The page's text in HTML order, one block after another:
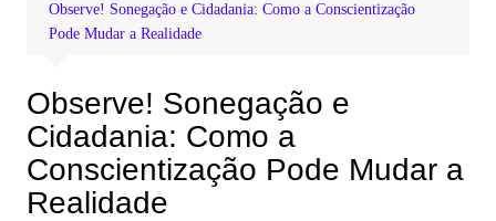
Observe! Sonegação e Cidadania: Como a Conscientização
Pode Mudar a Realidade
Observe! Sonegação e
Cidadania: Como a
Conscientização Pode Mudar a
Realidade